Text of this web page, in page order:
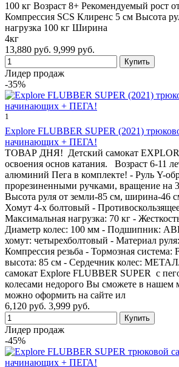
100 кг Возраст 8+ Рекомендуемый рост
Компрессия SCS Клиренс 5 см Высота
нагрузка 100 кг Ширина
4кг
13,880 руб. 9,999 руб.
Лидер продаж
-35%
1
Explore FLUBBER SUPER (2021)
начинающих + ПЕГА!
ТОВАР ДНЯ! Детский самокат
освоения основ катания. Возраст 6-11
алюминий Пега в комплекте! - Руль Y-
прорезиненными ручками, вращение на
Высота руля от земли-85 см, ширина-46
Хомут 4-х болтовый -
Максимальная нагрузка: 70 кг -
Диаметр колес: 100 мм - Подшипник:
хомут: четырехболтовый - Материал
Компрессия резьба - Тормозная система:
высота: 85 см - Сердечник колес:
самокат Explore FLUBBER SUPER с
колесами недорого Вы сможете в нашем
можно оформить на сайте ил
6,120 руб. 3,999 руб.
Лидер продаж
-45%